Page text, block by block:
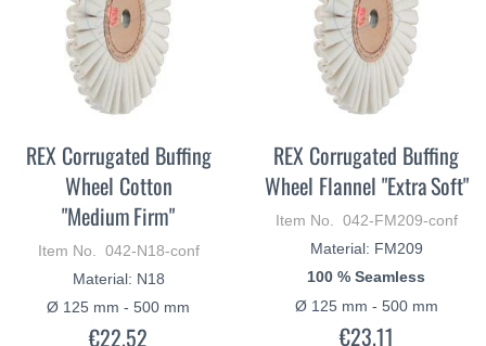
REX Corrugated Buffing
Wheel Cotton
"Medium Firm"
Item No. 042-N18-conf
Material: N18
Ø 125 mm - 500 mm
€22.52
REX Corrugated Buffing
Wheel Flannel "Extra Soft"
Item No. 042-FM209-conf
Material: FM209
100 % Seamless
Ø 125 mm - 500 mm
€23.11